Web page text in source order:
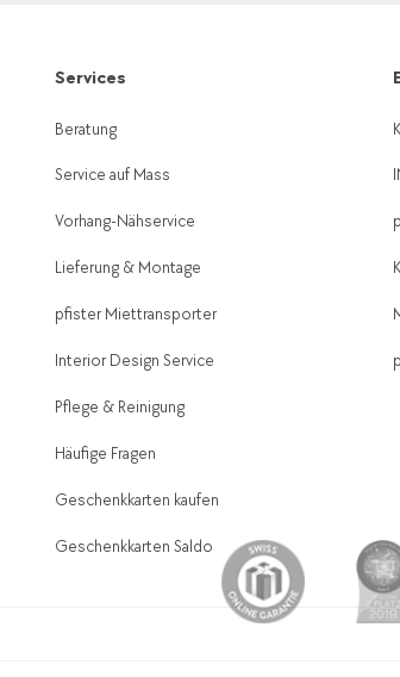
Services
Beratung
Service auf Mass
Vorhang-Nähservice
Lieferung & Montage
pfister Miettransporter
Interior Design Service
Pflege & Reinigung
Häufige Fragen
Geschenkkarten kaufen
Geschenkkarten Saldo